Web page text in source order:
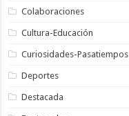
Colaboraciones
Cultura-Educación
Curiosidades-Pasatiempos
Deportes
Destacada